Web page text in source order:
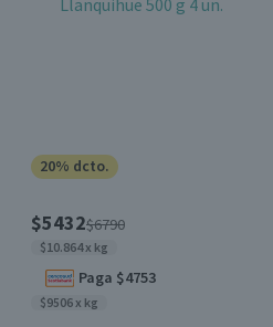
20% dcto.
$5432$6790
$10.864 x kg
Paga $4753
$9506 x kg